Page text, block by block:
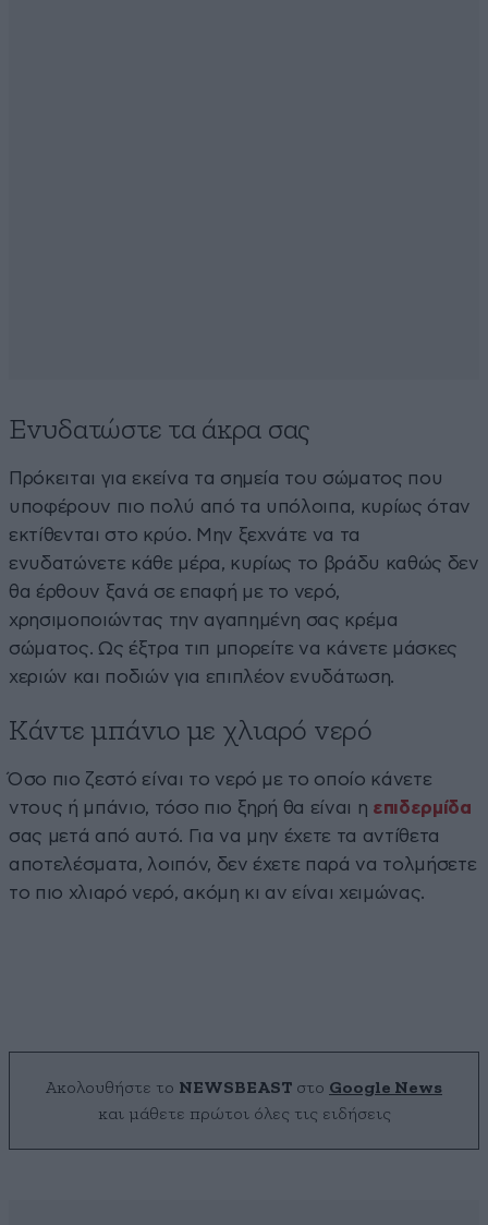
Ενυδατώστε τα άκρα σας
Πρόκειται για εκείνα τα σημεία του σώματος που
υποφέρουν πιο πολύ από τα υπόλοιπα, κυρίως όταν
εκτίθενται στο κρύο. Μην ξεχνάτε να τα
ενυδατώνετε κάθε ​μέρα, κυρίως το βράδυ καθώς δεν
θα έρθουν ξανά σε επαφή με το νερό,
χρησιμοποιώντας την αγαπημένη σας κρέμα
σώματος. Ως έξτρα τιπ μπορείτε να κάνετε μάσκες
χεριών και ποδιών για επιπλέον ενυδάτωση.
Κάντε μπάνιο με χλιαρό νερό
Όσο πιο ζεστό είναι το νερό με το οποίο κάνετε
ντους ή μπάνιο, τόσο πιο ξηρή θα είναι η επιδερμίδα
σας μετά από αυτό. Για να μην έχετε τα αντίθετα
αποτελέσματα, λοιπόν, δεν έχετε παρά να τολμήσετε
το πιο χλιαρό νερό, ακόμη κι αν είναι χειμώνας.
Ακολουθήστε το NEWSBEAST στο Google News
και μάθετε πρώτοι όλες τις ειδήσεις